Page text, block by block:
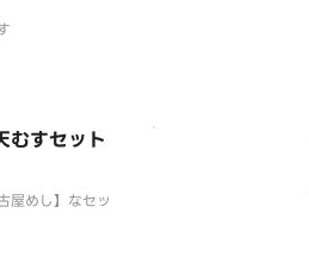
すセット
屋めし】なセッ